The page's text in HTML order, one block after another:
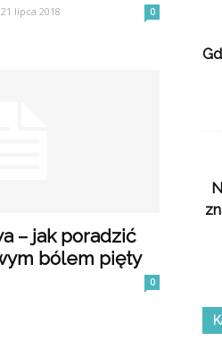
21 lipca 2018 0
– jak poradzić
bólem pięty
0